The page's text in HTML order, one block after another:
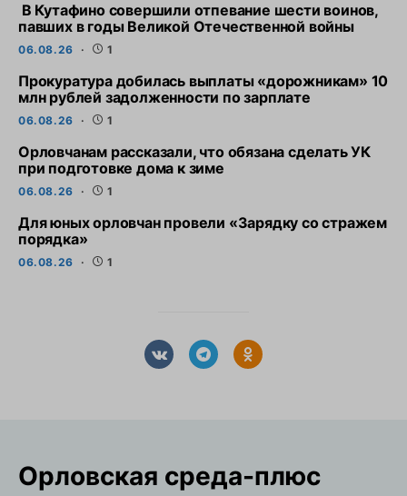
В Кутафино совершили отпевание шести воинов,
павших в годы Великой Отечественной войны
06.08.26 1
Прокуратура добилась выплаты «дорожникам» 10
млн рублей задолженности по зарплате
06.08.26 1
Орловчанам рассказали, что обязана сделать УК
при подготовке дома к зиме
06.08.26 1
Для юных орловчан провели «Зарядку со стражем
порядка»
06.08.26 1
Орловская cреда-плюс